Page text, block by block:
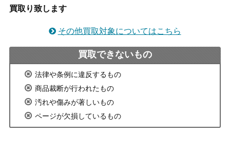
買取り致します
その他買取対象についてはこちら
買取できないもの
法律や条例に違反するもの
商品裁断が行われたもの
汚れや傷みが著しいもの
ページが欠損しているもの